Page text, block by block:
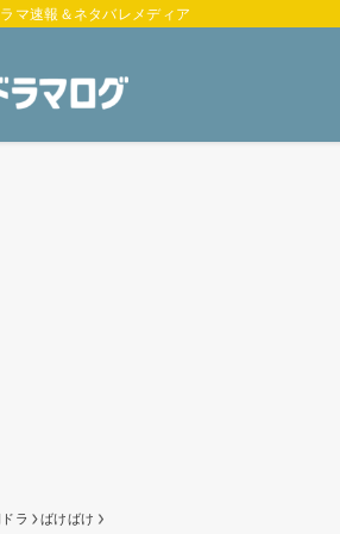
マ速報＆ネタバレメディア
ラ ばけばけ